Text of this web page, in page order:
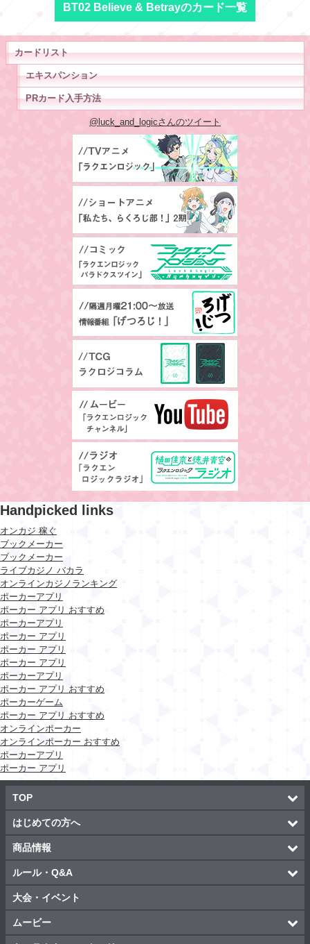
BT02 Believe & Betrayのカード一覧
カードリスト
エキスパンション
PRカード入手方法
@luck_and_logicさんのツイート
Handpicked links
オンカジ 稼ぐ
ブックメーカー
ブックメーカー
ライブカジノ バカラ
オンラインカジノランキング
ポーカーアプリ
ポーカー アプリ おすすめ
ポーカーアプリ
ポーカー アプリ
ポーカー アプリ
ポーカー アプリ
ポーカーアプリ
ポーカー アプリ おすすめ
ポーカーゲーム
ポーカー アプリ おすすめ
オンラインポーカー
オンラインポーカー おすすめ
ポーカーアプリ
ポーカー アプリ
TOP
はじめての方へ
商品情報
ルール・Q&A
大会・イベント
ムービー